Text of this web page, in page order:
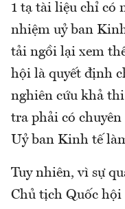
1 tạ tài liệu chỉ có
nhiệm uỷ ban
tải ngồi lại xem
hội là quyết định
nghiên cứu khả
tra phải có
Uỷ ban Kinh tế
Tuy nhiên, vì sự
Chủ tịch Quốc